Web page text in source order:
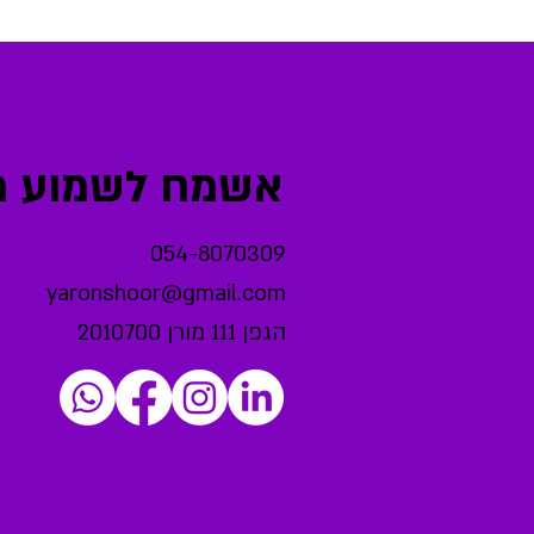
אשמח לשמוע
054-8070309
yaronshoor@gmail.com
הגפן 111 מורן 2010700